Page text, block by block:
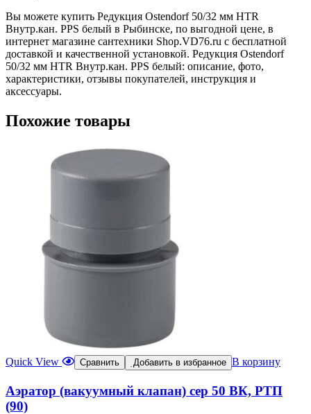
Вы можете купить Редукция Ostendorf 50/32 мм HTR
Внутр.кан. PPS белый в Рыбинске, по выгодной цене, в
интернет магазине сантехники Shop.VD76.ru с бесплатной
доставкой и качественной установкой. Редукция Ostendorf
50/32 мм HTR Внутр.кан. PPS белый: описание, фото,
характеристики, отзывы покупателей, инструкция и
аксессуары.
Похожие товары
Quick View Сравнить Добавить в избранное В корзину
Аэратор (вакуумный клапан) сер 50 ВК, РТП
(90)